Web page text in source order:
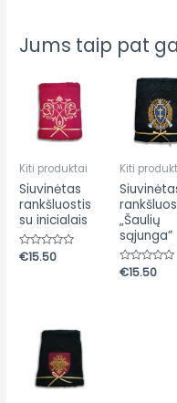
Jums taip pat
Kiti produktai
Siuvinėtas
rankšluostis
su inicialais
Įvertinimas:
0
€15.50
Kiti
„Šaulių
sąjunga”
Įvertinimas:
0
€15.50